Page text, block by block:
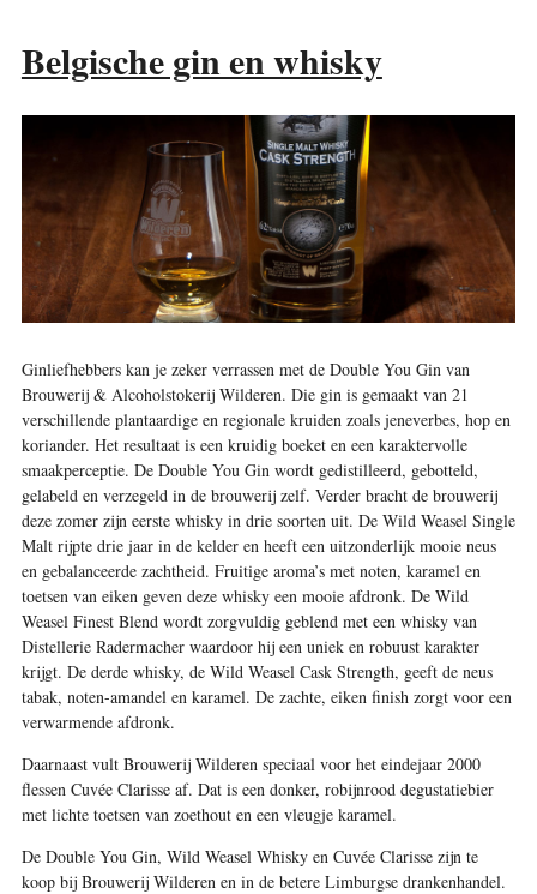
Belgische gin en whisky
Ginliefhebbers kan je zeker verrassen met de Double You Gin van
Brouwerij & Alcoholstokerij Wilderen. Die gin is gemaakt van 21
verschillende plantaardige en regionale kruiden zoals jeneverbes, hop en
koriander. Het resultaat is een kruidig boeket en een karaktervolle
smaakperceptie. De Double You Gin wordt gedistilleerd, gebotteld,
gelabeld en verzegeld in de brouwerij zelf. Verder bracht de brouwerij
deze zomer zijn eerste whisky in drie soorten uit. De Wild Weasel Single
Malt rijpte drie jaar in de kelder en heeft een uitzonderlijk mooie neus
en gebalanceerde zachtheid. Fruitige aroma’s met noten, karamel en
toetsen van eiken geven deze whisky een mooie afdronk. De Wild
Weasel Finest Blend wordt zorgvuldig geblend met een whisky van
Distellerie Radermacher waardoor hij een uniek en robuust karakter
krijgt. De derde whisky, de Wild Weasel Cask Strength, geeft de neus
tabak, noten-amandel en karamel. De zachte, eiken finish zorgt voor een
verwarmende afdronk.
Daarnaast vult Brouwerij Wilderen speciaal voor het eindejaar 2000
flessen Cuvée Clarisse af. Dat is een donker, robijnrood degustatiebier
met lichte toetsen van zoethout en een vleugje karamel.
De Double You Gin, Wild Weasel Whisky en Cuvée Clarisse zijn te
koop bij Brouwerij Wilderen en in de betere Limburgse drankenhandel.